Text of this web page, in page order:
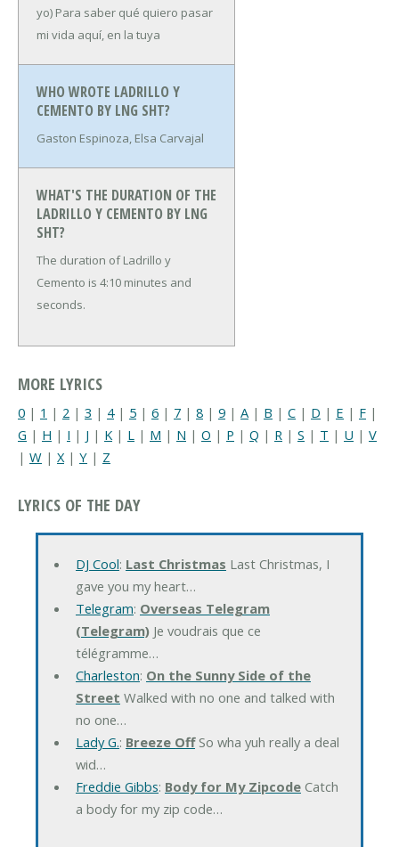
yo) Para saber qué quiero pasar
mi vida aquí, en la tuya
WHO WROTE LADRILLO Y
CEMENTO BY LNG SHT?
Gaston Espinoza, Elsa Carvajal
WHAT'S THE DURATION OF THE
LADRILLO Y CEMENTO BY LNG
SHT?
The duration of Ladrillo y
Cemento is 4:10 minutes and
seconds.
MORE LYRICS
0 | 1 | 2 | 3 | 4| 5 | 6 | 7 | 8 | 9 | A | B | C | D | E | F |
G | H | I | J | K | L | M | N | O | P | Q | R | S | T | U | V
| W | X | Y | Z
LYRICS OF THE DAY
DJ Cool: Last Christmas Last Christmas, I
gave you my heart…
Telegram: Overseas Telegram
(Telegram)Je voudrais que ce
télégramme…
Charleston: On the Sunny Side of the
Street Walked with no one and talked with
no one…
Lady G.: Breeze OffSo wha yuh really a deal
wid…
Freddie Gibbs: Body for My ZipcodeCatch
a body for my zip code…